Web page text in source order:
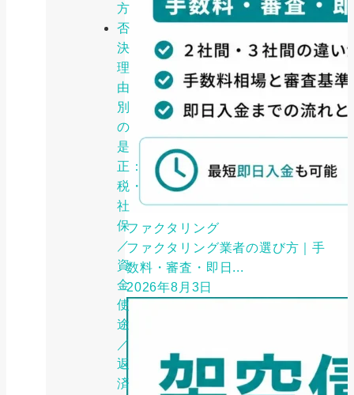
方
否
決
理
由
別
の
是
正：
税・
社
保
／
資
金
使
途
／
返
済
ファクタリング
ファクタリング業者の選び方｜手
数料・審査・即日...
2026年8月3日